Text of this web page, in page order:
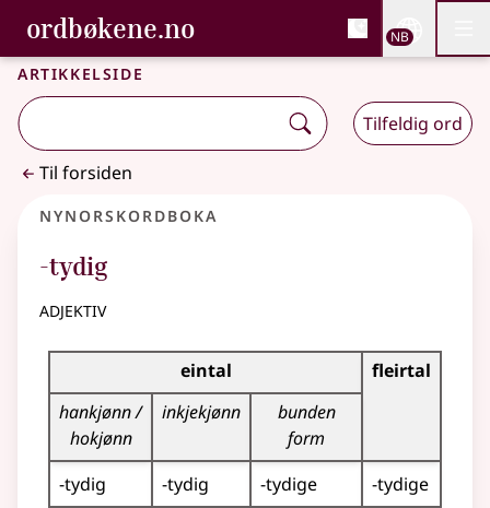
Gå til hovedinnhold
Tilgjengelighet
ordbøkene.no, Bokmålsordboka og
Bokmålsordboka og Nynorskordboka
NB
Artikkelside
Tilfeldig ord
Til forsiden
Nynorskordboka
-tydig
adjektiv
Bøyningstabell for dette adjektivet
eintal
fleirtal
hankjønn /
hokjønn
inkjekjønn
bunden
form
-tydig
-tydig -tydige
-tydige